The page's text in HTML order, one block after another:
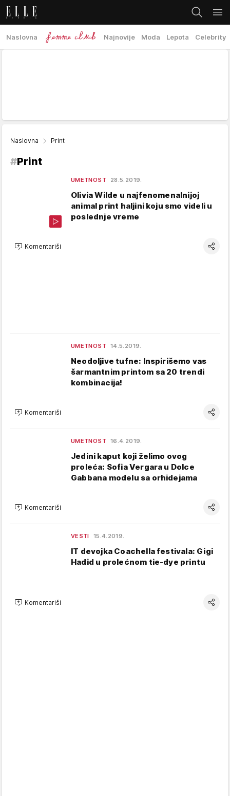
Naslovna Najnovije Moda Lepota Celebrity
Naslovna Print
#Print
UMETNOST 28.5.2019.
Olivia Wilde u najfenomenalnijoj
animal print haljini koju smo videli u
poslednje vreme
Komentariši
UMETNOST 14.5.2019.
Neodoljive tufne: Inspirišemo vas
šarmantnim printom sa 20 trendi
kombinacija!
Komentariši
UMETNOST 16.4.2019.
Jedini kaput koji želimo ovog
proleća: Sofia Vergara u Dolce
Gabbana modelu sa orhidejama
Komentariši
VESTI 15.4.2019.
IT devojka Coachella festivala: Gigi
Hadid u prolećnom tie-dye printu
Komentariši